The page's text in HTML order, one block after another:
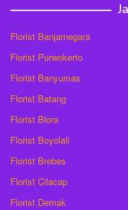
Florist Banjarnegara
Florist Purwokerto
Florist Banyumas
Florist Batang
Florist Blora
Florist Boyolali
Florist Brebes
Florist Cilacap
Florist Demak